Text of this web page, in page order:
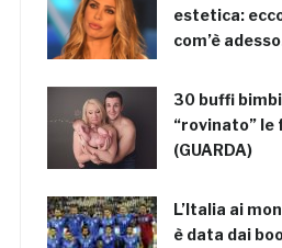
estetica:
com’è
30 buffi
“rovinato”
(GUARDA)
L’Italia ai
è data dai